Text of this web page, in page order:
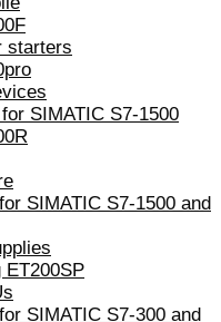
starters
SIMATIC S7-1500
SIMATIC S7-1500 and
ET200SP
SIMATIC S7-300 and